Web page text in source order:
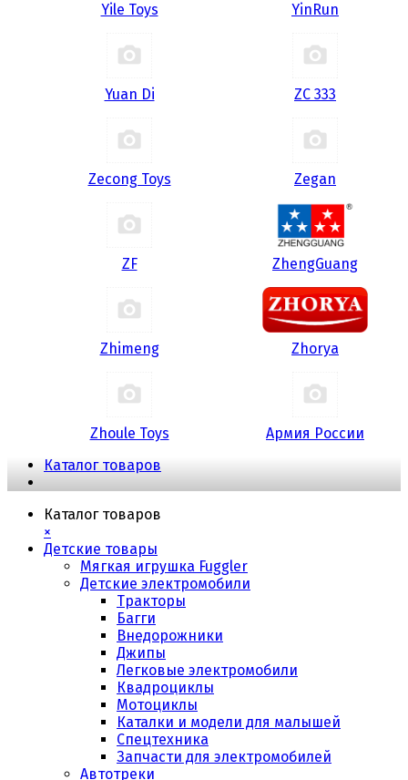
Yile Toys YinRun
Yuan Di ZC 333
Zecong Toys Zegan
ZF ZhengGuang
Zhimeng Zhorya
Zhoule Toys
Армия России
Каталог товаров
Каталог товаров
×
Детские товары
Мягкая игрушка Fuggler
Детские электромобили
Тракторы
Багги
Внедорожники
Джипы
Легковые электромобили
Квадроциклы
Мотоциклы
Каталки и модели для малышей
Спецтехника
Запчасти для электромобилей
Автотреки